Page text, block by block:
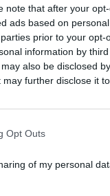
note that after your
ads based on
prior to your
information by
also be disclosed
may further disclose it
Opt Outs
of my personal